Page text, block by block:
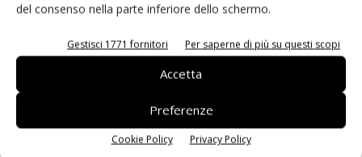
del consenso nella parte inferiore dello schermo.
Gestisci 1771 fornitori Per saperne di più su questi scopi
Accetta
Preferenze
Cookie Policy Privacy Policy
IA autonoma: la fiducia diventa
Smart home: la sfida passa da